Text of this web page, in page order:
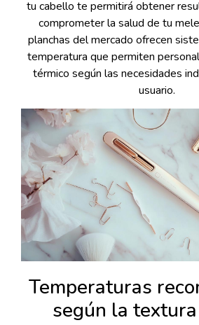
tu cabello te permitirá obtener
comprometer la salud de tu
planchas del mercado ofrecen
temperatura que permiten
térmico según las necesidades
usuario.
Temperaturas
según la